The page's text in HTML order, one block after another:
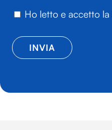
Ho letto e accetto la